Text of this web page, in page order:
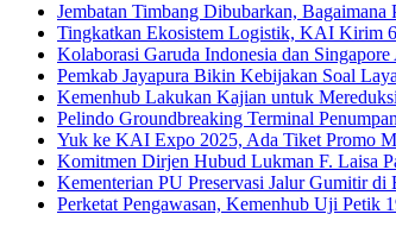
Jembatan Timbang Dibubarkan,
Tingkatkan Ekosistem Logistik, KAI Kirim
Kolaborasi Garuda Indonesia dan
Pemkab Jayapura Bikin Kebijakan Soal
Kemenhub Lakukan Kajian untuk
Pelindo Groundbreaking Terminal
Yuk ke KAI Expo 2025, Ada Tiket Promo
Komitmen Dirjen Hubud Lukman F. Laisa
Kementerian PU Preservasi Jalur Gumitir di
Perketat Pengawasan, Kemenhub Uji Petik